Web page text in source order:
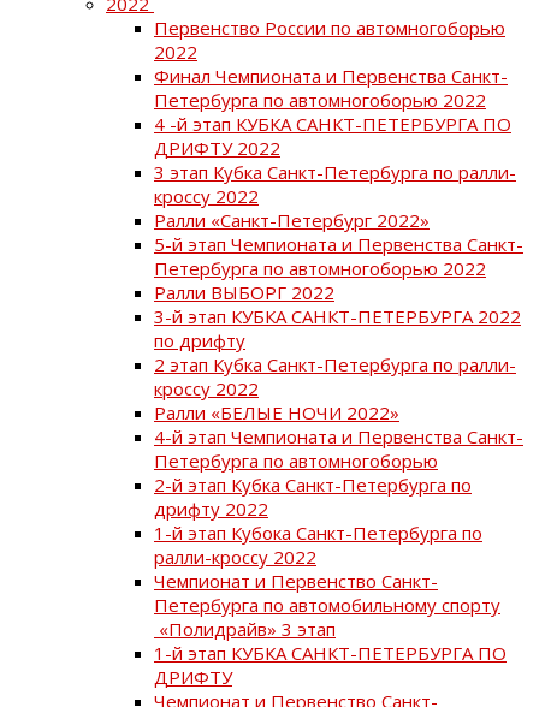
Первенство России по автомногоборью
2022
Финал Чемпионата и Первенства Санкт-
Петербурга по автомногоборью 2022
4 -й этап КУБКА САНКТ-ПЕТЕРБУРГА ПО
ДРИФТУ 2022
3 этап Кубка Санкт-Петербурга по ралли-
кроссу 2022
Ралли «Санкт-Петербург 2022»
5-й этап Чемпионата и Первенства Санкт-
Петербурга по автомногоборью 2022
Ралли ВЫБОРГ 2022
3-й этап КУБКА САНКТ-ПЕТЕРБУРГА 2022
по дрифту
2 этап Кубка Санкт-Петербурга по ралли-
кроссу 2022
Ралли «БЕЛЫЕ НОЧИ 2022»
4-й этап Чемпионата и Первенства Санкт-
Петербурга по автомногоборью
2-й этап Кубка Санкт-Петербурга по
дрифту 2022
1-й этап Кубока Санкт-Петербурга по
ралли-кроссу 2022
Чемпионат и Первенство Санкт-
Петербурга по автомобильному спорту
«Полидрайв» 3 этап
1-й этап КУБКА САНКТ-ПЕТЕРБУРГА ПО
ДРИФТУ
Чемпионат и Первенство Санкт-